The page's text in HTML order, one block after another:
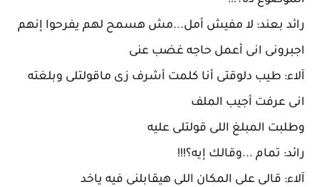
رائد بعند: لا مفيش أمل...مش هسمح لهم يفرحوا إنهم
اجبرونى انى أعمل حاجه غضب عنى
آلاء: طيب دلوقتى أنا كلمت أشرف زى ماقولتلى وبلغته
انى عرفت أجيب الملف
وطلبت المبلغ اللى قولتلى عليه
رائد: تمام ...وقالك إيه؟!!!
آلاء: قالى على المكان اللى هيقابلنى فيه ياخد